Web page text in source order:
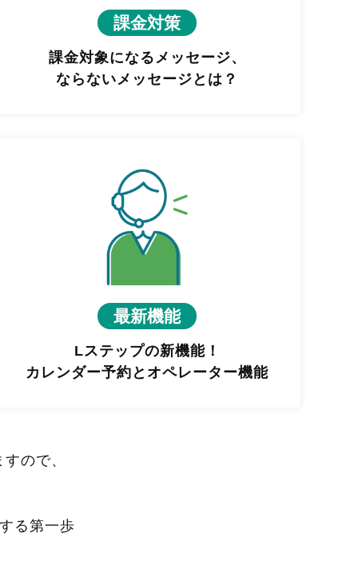
課金対策
課金対象になるメッセージ、
ならないメッセージとは？
最新機能
Lステップの新機能！
カレンダー予約とオペレーター機能
ので、
る第一歩